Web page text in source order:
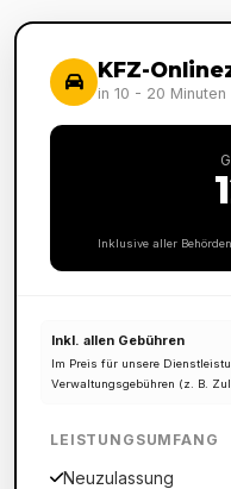
KFZ-
in 10 - 20
Inklusive aller
Inkl. allen Gebühren
Im Preis für unsere
Verwaltungsgebühren (z. B.
LEISTUNGSUMFANG
Neuzulassung